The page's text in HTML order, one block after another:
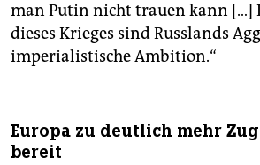
man Putin nicht trauen kann […]
dieses Krieges sind Russlands
imperialistische Ambition.“
Europa zu deutlich mehr
bereit